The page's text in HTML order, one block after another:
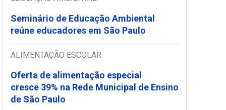
Seminário de Educação Ambiental
reúne educadores em São Paulo
ALIMENTAÇÃO ESCOLAR
Oferta de alimentação especial
cresce 39% na Rede Municipal de Ensino
de São Paulo